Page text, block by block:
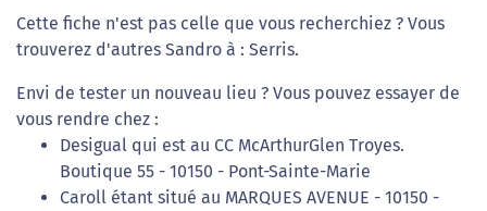
Cette fiche n'est pas celle que vous recherchiez ? Vous
trouverez d'autres Sandro à : Serris.
Envi de tester un nouveau lieu ? Vous pouvez essayer de
vous rendre chez :
Desigual qui est au CC McArthurGlen Troyes.
Boutique 55 - 10150 - Pont-Sainte-Marie
Caroll étant situé au MARQUES AVENUE - 10150 -